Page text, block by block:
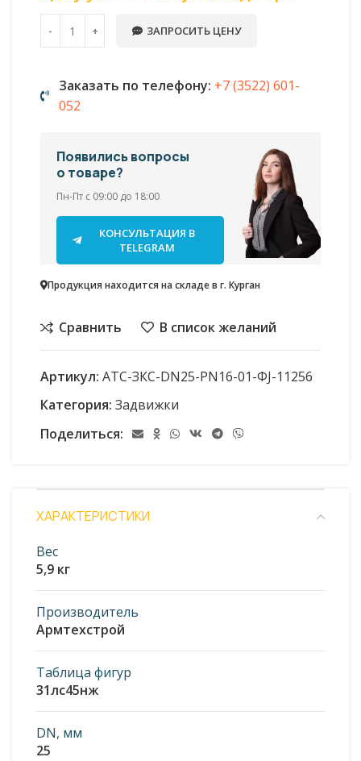
ЗАПРОСИТЬ ЦЕНУ
Заказать по телефону: +7 (3522) 601-
052
Появились вопросы
о товаре?
Пн-Пт с 09:00 до 18:00
КОНСУЛЬТАЦИЯ В
TELEGRAM
Продукция находится на складе в г. Курган
Сравнить В список желаний
Артикул: АТС-ЗКС-DN25-PN16-01-ФJ-11256
Категория: Задвижки
Поделиться:
ХАРАКТЕРИСТИКИ
Вес
5,9 кг
Производитель
Армтехстрой
Таблица фигур
31лс45нж
DN, мм
25